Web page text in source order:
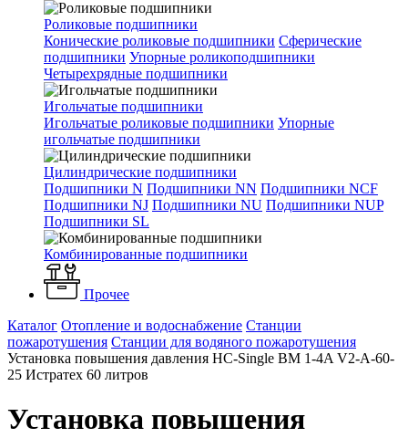
Роликовые подшипники
Конические роликовые подшипники Сферические
подшипники Упорные роликоподшипники
Четырехрядные подшипники
Игольчатые подшипники
Игольчатые роликовые подшипники Упорные
игольчатые подшипники
Цилиндрические подшипники
Подшипники N Подшипники NN Подшипники NCF
Подшипники NJ Подшипники NU Подшипники NUP
Подшипники SL
Комбинированные подшипники
Прочее
Каталог Отопление и водоснабжение Станции
пожаротушения Станции для водяного пожаротушения
Установка повышения давления HC-Single BM 1-4A V2-A-60-
25 Истратех 60 литров
Установка повышения